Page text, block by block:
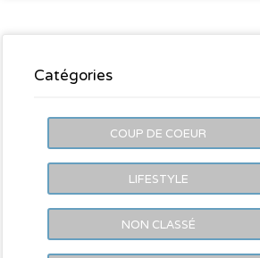
Catégories
COUP DE COEUR
LIFESTYLE
NON CLASSÉ